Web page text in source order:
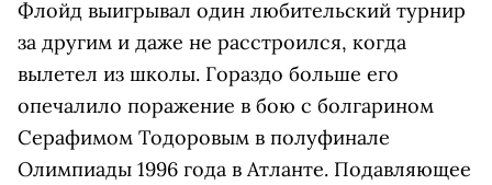
Флойд выигрывал один любительский турнир
за другим и даже не расстроился, когда
вылетел из школы. Гораздо больше его
опечалило поражение в бою с болгарином
Серафимом Тодоровым в полуфинале
Олимпиады 1996 года в Атланте. Подавляющее